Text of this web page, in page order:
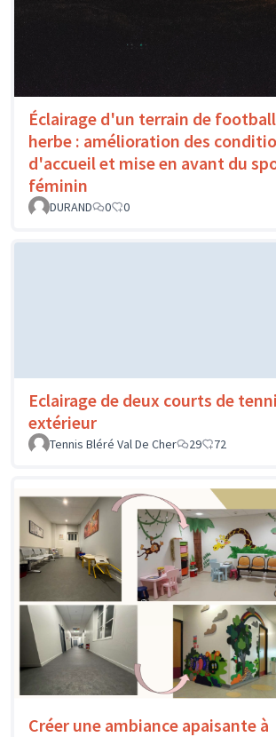
Éclairage d'un terrain de
herbe : amélioration des
d'accueil et mise en avant du
féminin
DURAND 0 0
Eclairage de deux courts de
extérieur
Tennis Bléré Val De Cher
29 72
Créer une ambiance apaisante à